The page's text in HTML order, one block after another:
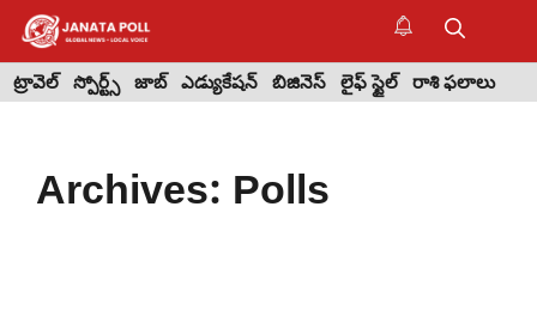
Skip
content
ట్రావెల్ స్పోర్ట్స్ జాబ్ ఎడ్యుకేషన్ బిజినెస్ లైఫ్ స్టైల్ రాశి ఫలాలు
Archives: Polls